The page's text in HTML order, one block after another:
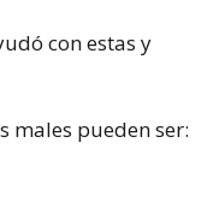
con estas y
males pueden ser: